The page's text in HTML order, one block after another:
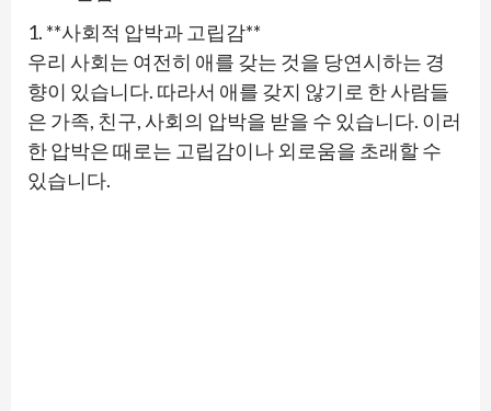
1. **사회적 압박과 고립감**
우리 사회는 여전히 애를 갖는 것을 당연시하는 경
향이 있습니다. 따라서 애를 갖지 않기로 한 사람들
은 가족, 친구, 사회의 압박을 받을 수 있습니다. 이러
한 압박은 때로는 고립감이나 외로움을 초래할 수
있습니다.